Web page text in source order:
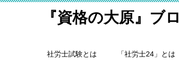
『資格の大原』ブ
社労士試験とは 「社労士24」とは